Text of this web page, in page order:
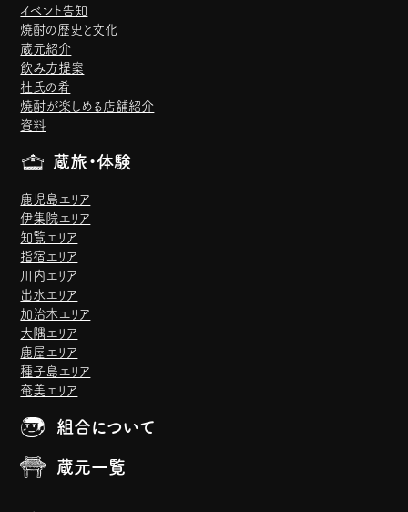
イベント告知
焼酎の歴史と文化
蔵元紹介
飲み方提案
杜氏の肴
焼酎が楽しめる店舗紹介
資料
蔵旅・体験
鹿児島エリア
伊集院エリア
知覧エリア
指宿エリア
川内エリア
出水エリア
加治木エリア
大隅エリア
鹿屋エリア
種子島エリア
奄美エリア
組合について
蔵元一覧